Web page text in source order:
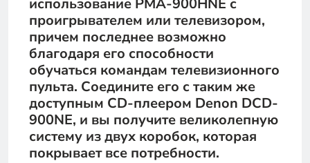
использование PMA-900HNE с
проигрывателем или телевизором,
причем последнее возможно
благодаря его способности
обучаться командам телевизионного
пульта. Соедините его с таким же
доступным CD-плеером Denon DCD-
900NE, и вы получите великолепную
систему из двух коробок, которая
покрывает все потребности.